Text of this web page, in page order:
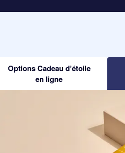
Options Cadeau d’étoile
en ligne